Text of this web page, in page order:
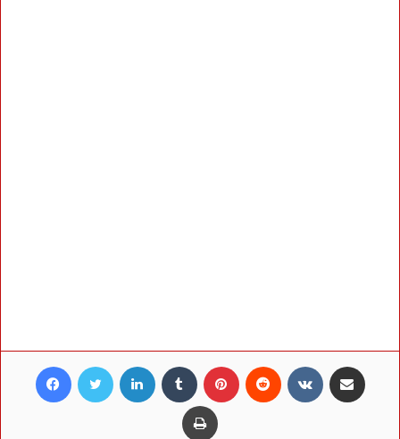
Facebook Twitter LinkedIn Tumblr Pinterest Reddit VKontakte
Print